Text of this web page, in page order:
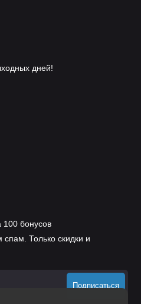
дней!
100 бонусов
Только скидки и
Подписаться